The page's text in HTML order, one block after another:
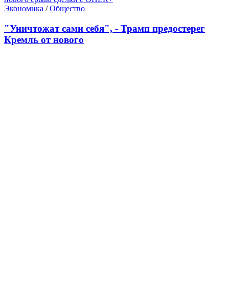
Экономика /Общество
"Уничтожат сами себя", - Трамп предостерег
Кремль от нового